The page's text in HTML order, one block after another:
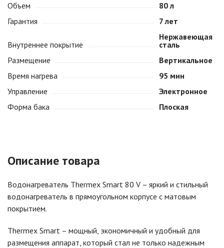
Объем
80 л
Гарантия
7 лет
Внутреннее покрытие
Нержавеющая
сталь
Размещение
Вертикальное
Время нагрева
95 мин
Управление
Электронное
Форма бака
Плоская
Описание товара
Водонагреватель Thermex Smart 80 V – яркий и стильный
водонагреватель в прямоугольном корпусе с матовым
покрытием.
Thermex Smart – мощный, экономичный и удобный для
размещения аппарат, который стал не только надежным